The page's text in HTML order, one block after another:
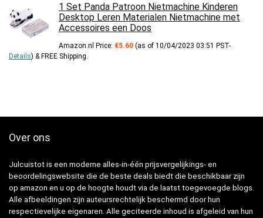
1 Set Panda Patroon Nietmachine Kinderen
Desktop Leren Materialen Nietmachine met
Accessoires een Doos
Amazon.nl Price: €5.60 (as of 10/04/2023 03:51 PST-
Details) & FREE Shipping
Over ons
Julcuistot is een moderne alles-in-één prijsvergelijkings- en
beoordelingswebsite die de beste deals biedt die beschikbaar zijn
op amazon en u op de hoogte houdt via de laatst toegevoegde blogs.
Alle afbeeldingen zijn auteursrechtelijk beschermd door hun
respectievelijke eigenaren. Alle geciteerde inhoud is afgeleid van hun